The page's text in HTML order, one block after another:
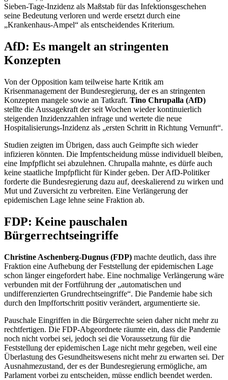
Sieben-Tage-Inzidenz als Maßstab für das Infektionsgeschehen
seine Bedeutung verloren und werde ersetzt durch eine
„Krankenhaus-Ampel“ als entscheidendes Kriterium.
AfD: Es mangelt an stringenten
Konzepten
Von der Opposition kam teilweise harte Kritik am
Krisenmanagement der Bundesregierung, der es an stringenten
Konzepten mangele sowie an Tatkraft. Tino Chrupalla (AfD)
stellte die Aussagekraft der seit Wochen wieder kontinuierlich
steigenden Inzidenzzahlen infrage und wertete die neue
Hospitalisierungs-Inzidenz als „ersten Schritt in Richtung Vernunft“.
Studien zeigten im Übrigen, dass auch Geimpfte sich wieder
infizieren könnten. Die Impfentscheidung müsse individuell bleiben,
eine Impfpflicht sei abzulehnen. Chrupalla mahnte, es dürfe auch
keine staatliche Impfpflicht für Kinder geben. Der AfD-Politiker
forderte die Bundesregierung dazu auf, deeskalierend zu wirken und
Mut und Zuversicht zu verbreiten. Eine Verlängerung der
epidemischen Lage lehne seine Fraktion ab.
FDP: Keine pauschalen
Bürgerrechtseingriffe
Christine Aschenberg-Dugnus (FDP) machte deutlich, dass ihre
Fraktion eine Aufhebung der Feststellung der epidemischen Lage
schon länger eingefordert habe. Eine nochmalige Verlängerung wäre
verbunden mit der Fortführung der „automatischen und
undifferenzierten Grundrechtseingriffe“. Die Pandemie habe sich
durch den Impffortschritt positiv verändert, argumentierte sie.
Pauschale Eingriffen in die Bürgerrechte seien daher nicht mehr zu
rechtfertigen. Die FDP-Abgeordnete räumte ein, dass die Pandemie
noch nicht vorbei sei, jedoch sei die Voraussetzung für die
Feststellung der epidemischen Lage nicht mehr gegeben, weil eine
Überlastung des Gesundheitswesens nicht mehr zu erwarten sei. Der
Ausnahmezustand, der es der Bundesregierung ermögliche, am
Parlament vorbei zu entscheiden, müsse endlich beendet werden.